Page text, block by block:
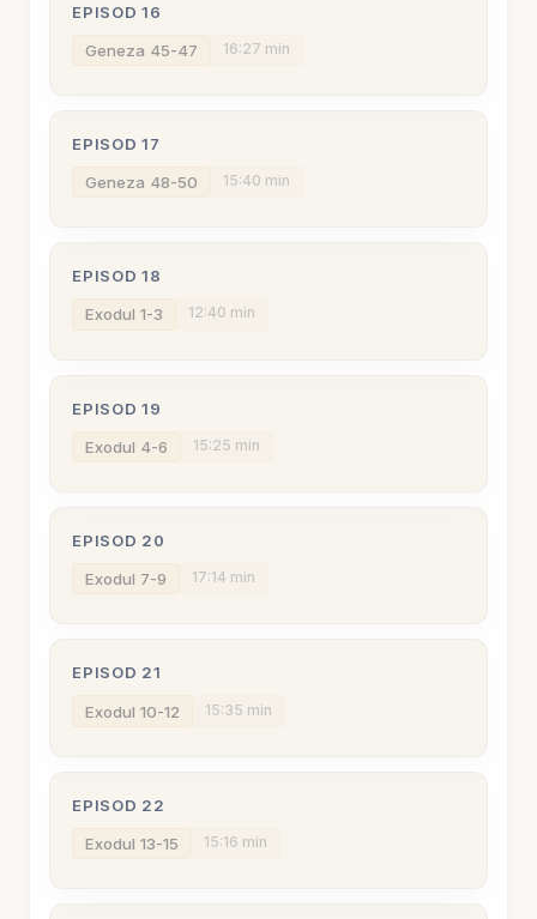
EPISOD 16
Geneza 45-47 16:27 min
EPISOD 17
Geneza 48-50 15:40 min
EPISOD 18
Exodul 1-3 12:40 min
EPISOD 19
Exodul 4-6 15:25 min
EPISOD 20
Exodul 7-9 17:14 min
EPISOD 21
Exodul 10-12 15:35 min
EPISOD 22
Exodul 13-15 15:16 min